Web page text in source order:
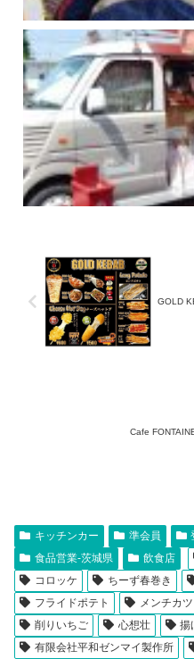
GOLD
Cafe
キッチンカー 準会員
食品営業-茨城県
飲食店
コロッケ
ちーず春巻き
フライドポテト
メンチカツ
削りいちご
心想壮
揚
有限会社平和ゼンマイ製作所